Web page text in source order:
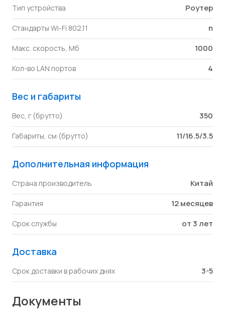
Тип устройства Роутер
Стандарты Wi-Fi 802.11 n
Макс. скорость, Мб 1000
Кол-во LAN портов 4
Вес и габариты
Вес, г (брутто) 350
Габариты, см (брутто) 11/16.5/3.5
Дополнительная информация
Страна производитель Китай
Гарантия 12 месяцев
Срок службы от 3 лет
Доставка
Срок доставки в рабочих днях 3-5
Документы